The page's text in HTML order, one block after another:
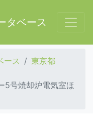
タベース
ース
東京都
5号焼却炉電気室ほ